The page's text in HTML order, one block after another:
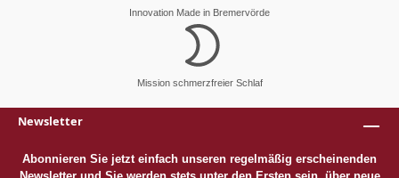
Innovation Made in Bremervörde
Mission schmerzfreier Schlaf
Newsletter
Abonnieren Sie jetzt einfach unseren regelmäßig erscheinenden